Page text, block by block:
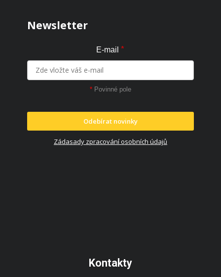
Newsletter
E-mail *
* Povinné pole
Odebírat novinky
Zádasady zpracování osobních údajů
Kontakty